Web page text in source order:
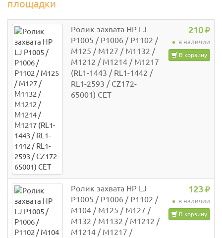
площадки
Ролик захвата HP LJ
P1005 / P1006 / P1102 /
M125 / M127 / M1132 /
M1212 / M1214 / M1217
(RL1-1443 / RL1-1442 /
RL1-2593 / CZ172-
65001) CET
210
в наличии
В корзину
Ролик захвата HP LJ
P1005 / P1006 / P1102 /
M104 / M125 / M127 /
M132 / M1132 / M1212 /
M1214 / M1217 /
123
в наличии
В корзину